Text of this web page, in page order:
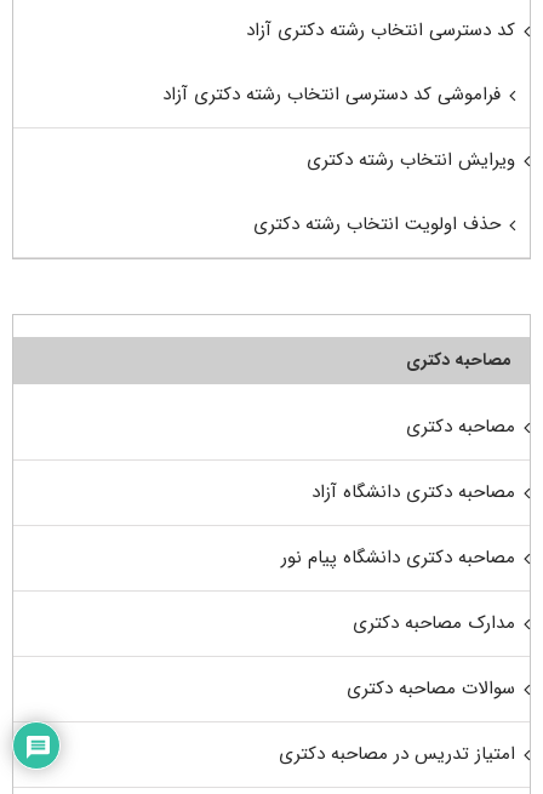
کد دسترسی انتخاب رشته دکتری آزاد
فراموشی کد دسترسی انتخاب رشته دکتری آزاد
ویرایش انتخاب رشته دکتری
حذف اولویت انتخاب رشته دکتری
مصاحبه دکتری
مصاحبه دکتری
مصاحبه دکتری دانشگاه آزاد
مصاحبه دکتری دانشگاه پیام نور
مدارک مصاحبه دکتری
سوالات مصاحبه دکتری
امتیاز تدریس در مصاحبه دکتری